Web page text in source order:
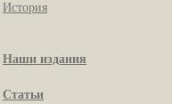
История
Наши издания
Статьи